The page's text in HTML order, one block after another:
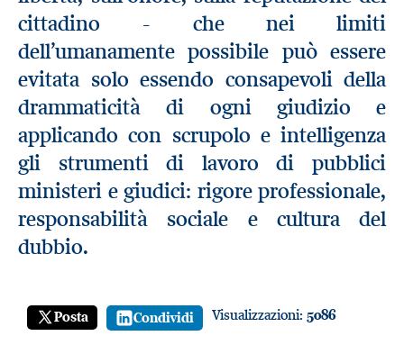
cittadino - che nei limiti
dell’umanamente possibile può essere
evitata solo essendo consapevoli della
drammaticità di ogni giudizio e
applicando con scrupolo e intelligenza
gli strumenti di lavoro di pubblici
ministeri e giudici: rigore professionale,
responsabilità sociale e cultura del
dubbio.
Posta Condividi Visualizzazioni: 5086